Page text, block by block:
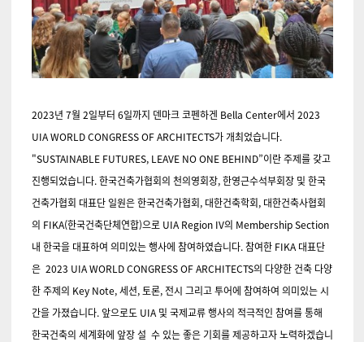
2023년 7월 2일부터 6일까지 덴마크 코펜하겐 Bella Center에서 2023
UIA WORLD CONGRESS OF ARCHITECTS가 개최었습니다.
"SUSTAINABLE FUTURES, LEAVE NO ONE BEHIND”이란 주제를 갖고
진행되었습니다. 한국건축가협회의 천의영회장, 한영근수석부회장 및 한국
건축가협회 대표단 일원은 한국건축가협회, 대한건축학회, 대한건축사협회
의 FIKA(한국건축단체연합)으로 UIA Region IV의 Membership Section
내 한국을 대표하여 의미있는 행사에 참여하였습니다. 참여한 FIKA 대표단
은 2023 UIA WORLD CONGRESS OF ARCHITECTS의 다양한 건축 다양
한 주제의 Key Note, 세션, 토론, 전시 그리고 투어에 참여하여 의미있는 시
간을 가졌습니다. 앞으로도 UIA 및 국제교류 행사의 적극적인 참여를 통해
한국건축의 세계화에 앞장 설 수 있는 좋은 기회를 제공하고자 노력하겠습니